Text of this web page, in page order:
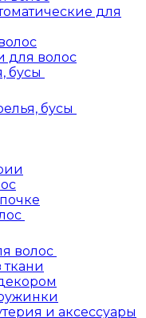
для
для волос
бусы
бусы
волос
и аксессуары